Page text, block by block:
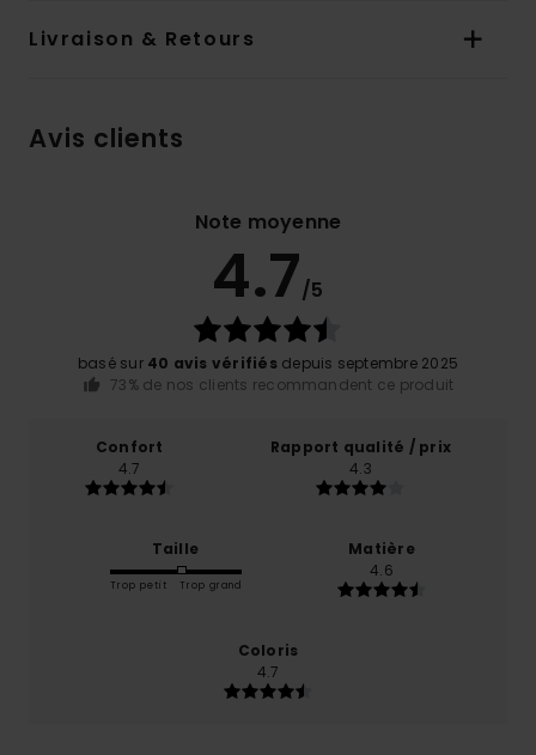
Livraison & Retours
Avis clients
Note moyenne
4.7/5
basé sur 40 avis vérifiés depuis septembre 2025
73% de nos clients recommandent ce produit
Confort
4.7
Rapport qualité / prix
4.3
Taille
Trop petit Trop grand
Matière
4.6
Coloris
4.7